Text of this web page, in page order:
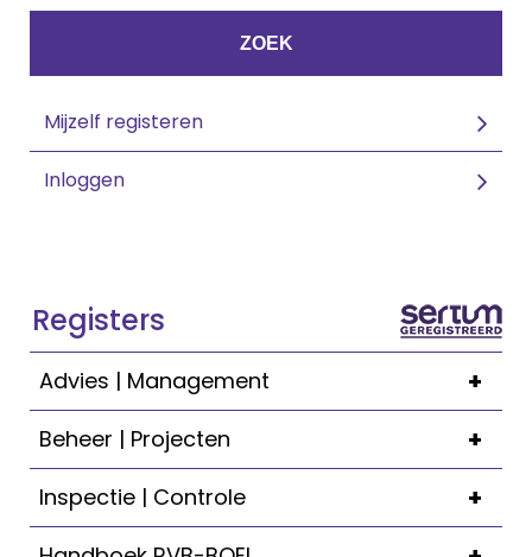
ZOEK
Mijzelf registeren
Inloggen
Registers
+
Advies | Management
+
Beheer | Projecten
+
Inspectie | Controle